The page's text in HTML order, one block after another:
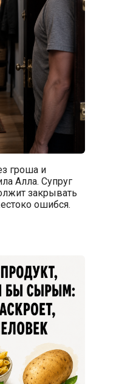
гроша и
Алла. Супруг
закрывать
ошибся.